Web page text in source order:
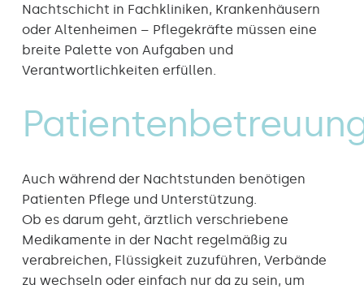
Nachtschicht in Fachkliniken, Krankenhäusern
oder Altenheimen – Pflegekräfte müssen eine
breite Palette von Aufgaben und
Verantwortlichkeiten erfüllen.
Auch während der Nachtstunden benötigen
Patienten Pflege und Unterstützung.
Ob es darum geht, ärztlich verschriebene
Medikamente in der Nacht regelmäßig zu
verabreichen, Flüssigkeit zuzuführen, Verbände
zu wechseln oder einfach nur da zu sein, um